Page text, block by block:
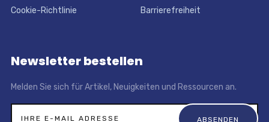
Cookie-Richtlinie Barrierefreiheit
Newsletter bestellen
Melden Sie sich für Artikel, Neuigkeiten und Ressourcen an.